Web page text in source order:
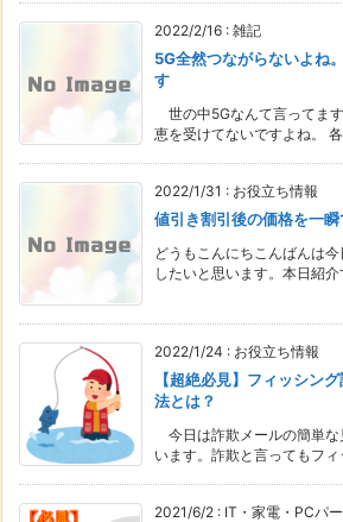
2022/2/16 : 雑記
5G全然つながらないよね
す
世の中5Gなんて言ってま
恵を受けてないですよね。
2022/1/31 : お役立ち情報
値引き割引後の価格を一
どうもこんにちこんばんは
したいと思います。本日紹介
2022/1/24 : お役立ち情報
【超絶必見】フィッシン
法とは？
今日は詐欺メールの簡単な
います。詐欺と言ってもフィ
2021/6/2 : IT・家電・PCパ